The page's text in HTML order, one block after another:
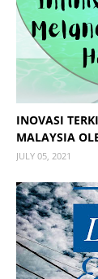
INOVASI
MALAYSIA
JULY 05, 2021